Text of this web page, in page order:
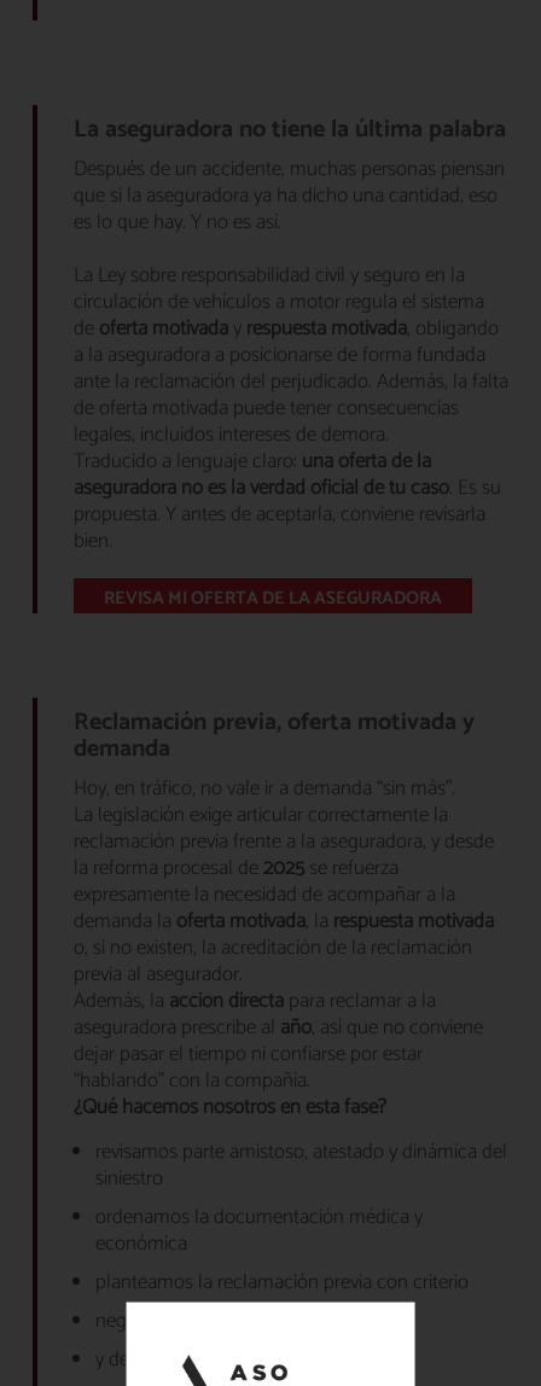
La aseguradora no tiene la última palabra
Después de un accidente, muchas personas piensan
que si la aseguradora ya ha dicho una cantidad, eso
es lo que hay. Y no es así.
La Ley sobre responsabilidad civil y seguro en la
circulación de vehículos a motor regula el sistema
deoferta motivadayrespuesta motivada, obligando
a la aseguradora a posicionarse de forma fundada
ante la reclamación del perjudicado. Además, la falta
de oferta motivada puede tener consecuencias
legales, incluidos intereses de demora.
Traducido a lenguaje claro: una oferta de la
aseguradora no es la verdad oficial de tu caso. Es su
propuesta. Y antes de aceptarla, conviene revisarla
bien.
REVISA MI OFERTA DE LA ASEGURADORA
Reclamación previa, oferta motivada y
demanda
Hoy, en tráfico, no vale ir a demanda “sin más”.
La legislación exige articular correctamente la
reclamación previa frente a la aseguradora, y desde
la reforma procesal de2025se refuerza
expresamente la necesidad de acompañar a la
demanda la oferta motivada, la respuesta motivada
o, si no existen, la acreditación de la reclamación
previa al asegurador.
Además, la acción directapara reclamar a la
aseguradora prescribe al año, así que no conviene
dejar pasar el tiempo ni confiarse por estar
“hablando” con la compañía.
¿Qué hacemos nosotros en esta fase?
revisamos parte amistoso, atestado y dinámica del
siniestro
ordenamos la documentación médica y
económica
planteamos la reclamación previa con criterio
negociamos si conviene
y demandamos cuando hace falta